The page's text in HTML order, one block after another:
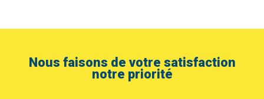
Nous faisons de votre satisfaction
notre priorité